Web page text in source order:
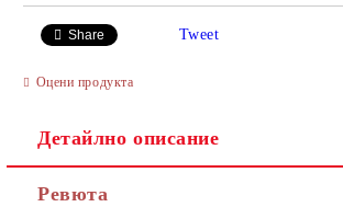
Share Tweet
Оцени продукта
Детайлно описание
Ревюта